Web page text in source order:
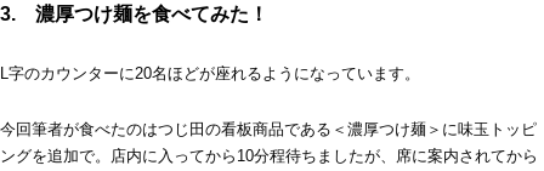
3. 濃厚つけ麺を食べてみた！
L字のカウンターに20名ほどが座れるようになっています。
今回筆者が食べたのはつじ田の看板商品である＜濃厚つけ麺＞に味玉トッピ
ングを追加で。店内に入ってから10分程待ちましたが、席に案内されてから